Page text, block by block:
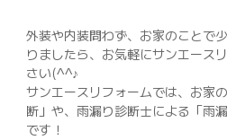
外装や内装問わず、お家のことで
りましたら、お気軽にサンエース
さい(^^♪
サンエースリフォームでは、お家
断」や、雨漏り診断士による「雨
です！